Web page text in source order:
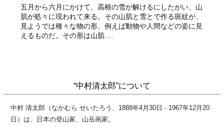
五月から六月にかけて、高根の雪が解けるにしたがい、山
肌が処々に現われて来る。その山肌と雪とで作る斑紋が、
見ようでは種々な物の形、例えば動物や人間などの姿に見
えるものだ。その形は山肌 …
“中村清太郎”について
中村 清太郎（なかむら せいたろう、1888年4月30日 - 1967年12月20
日）は、日本の登山家、山岳画家。